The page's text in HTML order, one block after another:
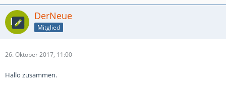
DerNeue
Mitglied
26. Oktober 2017, 11:00
Hallo zusammen.